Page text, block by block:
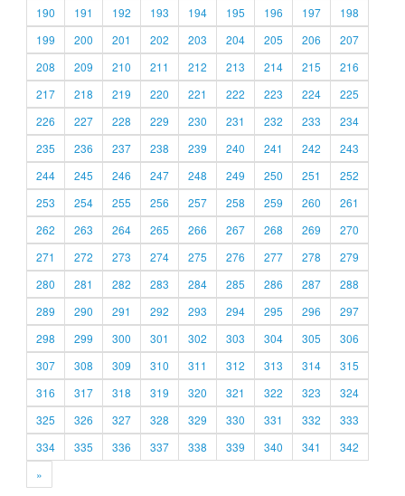
190
191 192 193 194 195 196 197
198
199
200 201 202 203 204 205 206
207
208
209 210 211 212 213 214 215
216
217
218 219 220 221 222 223 224
225
226
227 228 229 230 231 232 233
234
235
236 237 238 239 240 241 242
243
244
245 246 247 248 249 250 251
252
253
254 255 256 257 258 259 260
261
262
263 264 265 266 267 268 269
270
271
272 273 274 275 276 277 278
279
280
281 282 283 284 285 286 287
288
289
290 291 292 293 294 295 296
297
298
299 300 301 302 303 304 305
306
307
308 309 310 311 312 313 314
315
316
317 318 319 320 321 322 323
324
325
326 327 328 329 330 331 332
333
334
335 336 337 338 339 340 341
342
»